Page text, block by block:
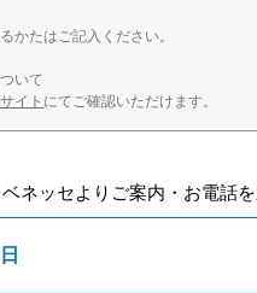
かたはご記入ください。
いて
イト にてご確認いただけます。
ネッセよりご案内・お電話